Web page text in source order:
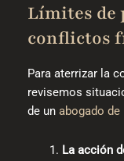
Límites de
conflictos
Para aterrizar la
revisemos
de un abogado de
La acción